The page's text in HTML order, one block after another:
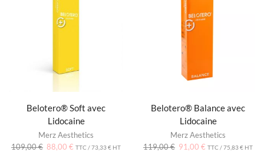
Belotero® Soft avec
Lidocaine
Merz Aesthetics
109,00€ 88,00 € TTC /73,33€ HT
Belotero® Balance avec
Lidocaine
Merz Aesthetics
119,00€ 91,00 € TTC /75,83€ HT